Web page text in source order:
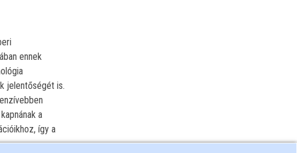
ennek
jelentőségét is.
a
így a